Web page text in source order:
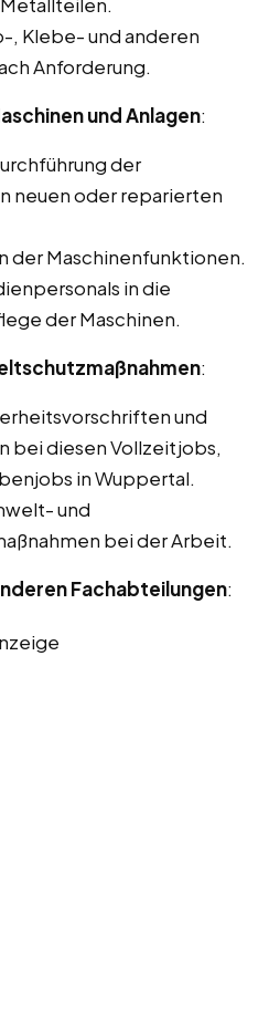
, Klebe- und anderen
Anforderung.
und Anlagen:
der
neuen oder reparierten
der Maschinenfunktionen.
in die
der Maschinen.
:
und
bei diesen Vollzeitjobs,
in Wuppertal.
und
bei der Arbeit.
Fachabteilungen: